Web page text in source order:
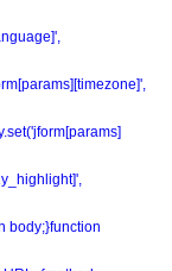
body;}function